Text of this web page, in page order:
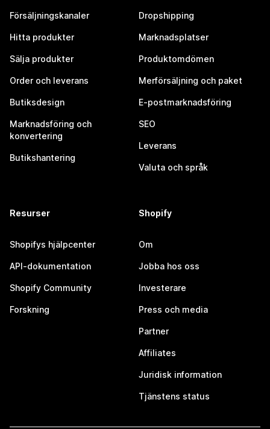
Försäljningskanaler
Hitta produkter
Sälja produkter
Order och leverans
Butiksdesign
Marknadsföring och
konvertering
Butikshantering
Dropshipping
Marknadsplatser
Produktomdömen
Merförsäljning och paket
E-postmarknadsföring
SEO
Leverans
Valuta och språk
Resurser
Shopifys hjälpcenter
API-dokumentation
Shopify Community
Forskning
Shopify
Om
Jobba hos oss
Investerare
Press och media
Partner
Affiliates
Juridisk information
Tjänstens status